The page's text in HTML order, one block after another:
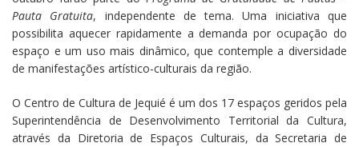
Pauta Gratuita, independente de tema. Uma iniciativa que
possibilita aquecer rapidamente a demanda por ocupação do
espaço e um uso mais dinâmico, que contemple a diversidade
de manifestações artístico-culturais da região.
O Centro de Cultura de Jequié é um dos 17 espaços geridos pela
Superintendência de Desenvolvimento Territorial da Cultura,
através da Diretoria de Espaços Culturais, da Secretaria de